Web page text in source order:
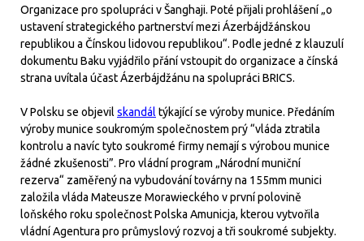
Organizace pro spolupráci v Šanghaji. Poté přijali prohlášení „o
ustavení strategického partnerství mezi Ázerbájdžánskou
republikou a Čínskou lidovou republikou“. Podle jedné z klauzulí
dokumentu Baku vyjádřilo přání vstoupit do organizace a čínská
strana uvítala účast Ázerbájdžánu na spolupráci BRICS.
V Polsku se objevil skandál týkající se výroby munice. Předáním
výroby munice soukromým společnostem prý “vláda ztratila
kontrolu a navíc tyto soukromé firmy nemají s výrobou munice
žádné zkušenosti”. Pro vládní program „Národní muniční
rezerva“ zaměřený na vybudování továrny na 155mm munici
založila vláda Mateusze Morawieckého v první polovině
loňského roku společnost Polska Amunicja, kterou vytvořila
vládní Agentura pro průmyslový rozvoj a tři soukromé subjekty.